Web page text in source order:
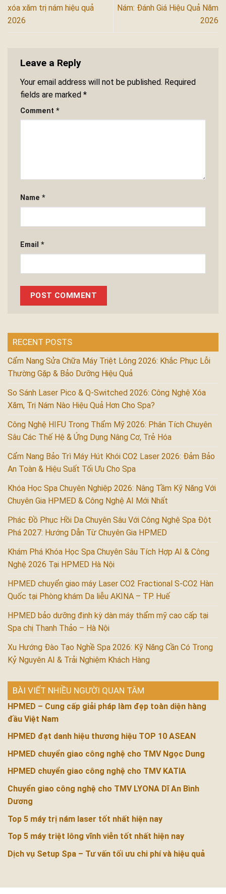
xóa xăm trị nám hiệu quả
2026
Nám: Đánh Giá Hiệu Quả Năm
2026
Leave a Reply
Your email address will not be published. Required
fields are marked *
Comment *
Name *
Email *
RECENT POSTS
Cẩm Nang Sửa Chữa Máy Triệt Lông 2026: Khắc Phục Lỗi
Thường Gặp & Bảo Dưỡng Hiệu Quả
So Sánh Laser Pico & Q-Switched 2026: Công Nghệ Xóa
Xăm, Trị Nám Nào Hiệu Quả Hơn Cho Spa?
Công Nghệ HIFU Trong Thẩm Mỹ 2026: Phân Tích Chuyên
Sâu Các Thế Hệ & Ứng Dụng Nâng Cơ, Trẻ Hóa
Cẩm Nang Bảo Trì Máy Hút Khói CO2 Laser 2026: Đảm Bảo
An Toàn & Hiệu Suất Tối Ưu Cho Spa
Khóa Học Spa Chuyên Nghiệp 2026: Nâng Tầm Kỹ Năng Với
Chuyên Gia HPMED & Công Nghệ AI Mới Nhất
Phác Đồ Phục Hồi Da Chuyên Sâu Với Công Nghệ Spa Đột
Phá 2027: Hướng Dẫn Từ Chuyên Gia HPMED
Khám Phá Khóa Học Spa Chuyên Sâu Tích Hợp AI & Công
Nghệ 2026 Tại HPMED Hà Nội
HPMED chuyển giao máy Laser CO2 Fractional S-CO2 Hàn
Quốc tại Phòng khám Da liễu AKINA – TP. Huế
HPMED bảo dưỡng định kỳ dàn máy thẩm mỹ cao cấp tại
Spa chị Thanh Thảo – Hà Nội
Xu Hướng Đào Tạo Nghề Spa 2026: Kỹ Năng Cần Có Trong
Kỷ Nguyên AI & Trải Nghiệm Khách Hàng
BÀI VIẾT NHIỀU NGƯỜI QUAN TÂM
HPMED – Cung cấp giải pháp làm đẹp toàn diện hàng
đầu Việt Nam
HPMED đạt danh hiệu thương hiệu TOP 10 ASEAN
HPMED chuyển giao công nghệ cho TMV Ngọc Dung
HPMED chuyển giao công nghệ cho TMV KATIA
Chuyển giao công nghệ cho TMV LYONA Dĩ An Bình
Dương
Top 5 máy trị nám laser tốt nhất hiện nay
Top 5 máy triệt lông vĩnh viễn tốt nhất hiện nay
Dịch vụ Setup Spa – Tư vấn tối ưu chi phí và hiệu quả